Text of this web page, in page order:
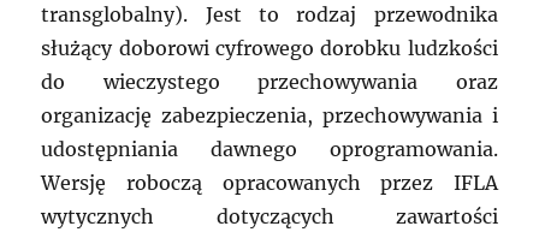
transglobalny). Jest to rodzaj przewodnika
służący doborowi cyfrowego dorobku ludzkości
do wieczystego przechowywania oraz
organizację zabezpieczenia, przechowywania i
udostępniania dawnego oprogramowania.
Wersję roboczą opracowanych przez IFLA
wytycznych dotyczących zawartości